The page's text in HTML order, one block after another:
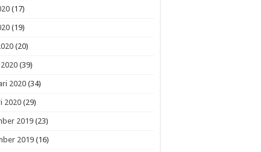
(17)
(19)
(20)
(39)
2020 (34)
2020 (29)
2019(23)
2019 (16)